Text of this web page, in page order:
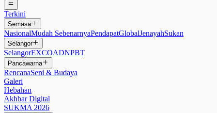
Terkini
Semasa
NasionalMudah SebenarnyaPendapatGlobalJenayahSukan
Selangor
SelangorEXCOADNPBT
Pancawarna
RencanaSeni & Budaya
Galeri
Hebahan
Akhbar Digital
SUKMA 2026